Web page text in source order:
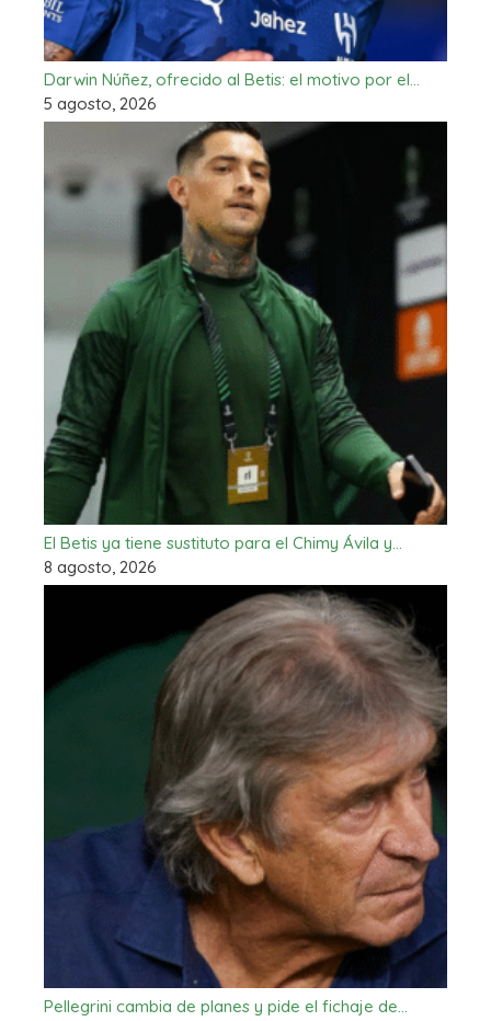
Darwin Núñez, ofrecido al Betis: el motivo por el…
5 agosto, 2026
El Betis ya tiene sustituto para el Chimy Ávila y…
8 agosto, 2026
Pellegrini cambia de planes y pide el fichaje de…